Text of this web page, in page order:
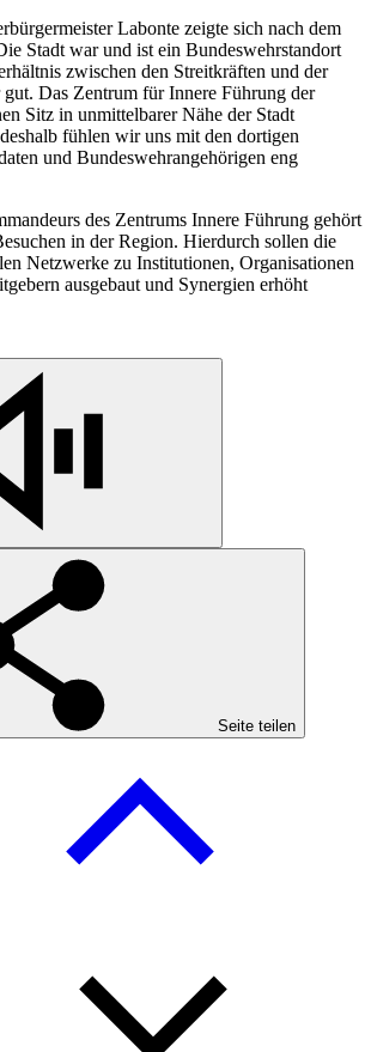
Labonte zeigte sich nach dem
Stadt war und ist ein Bundeswehrstandort
zwischen den Streitkräften und der
Das Zentrum für Innere Führung der
Sitz in unmittelbarer Nähe der Stadt
fühlen wir uns mit den dortigen
und Bundeswehrangehörigen eng
des Zentrums Innere Führung gehört
in der Region. Hierdurch sollen die
Netzwerke zu Institutionen, Organisationen
ausgebaut und Synergien erhöht
Seite teilen